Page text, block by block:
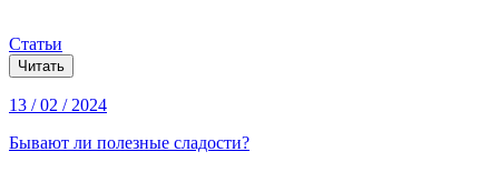
Статьи
Читать
13 / 02 / 2024
Бывают ли полезные сладости?